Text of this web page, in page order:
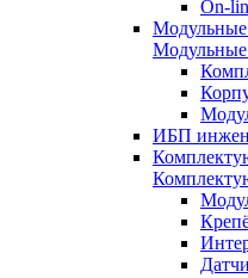
On-
ИБП